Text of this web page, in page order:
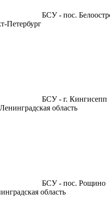
БСУ - пос.
Петербург
БСУ - г. Кингисепп
область
БСУ - пос. Рощино
область